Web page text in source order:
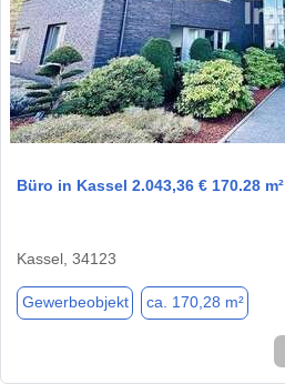
Büro in Kassel 2.043,36 € 170.28 m²
Kassel, 34123
Gewerbeobjekt ca. 170,28 m²